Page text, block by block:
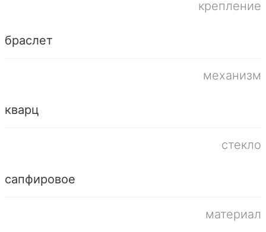
крепление
браслет
механизм
кварц
стекло
сапфировое
материал